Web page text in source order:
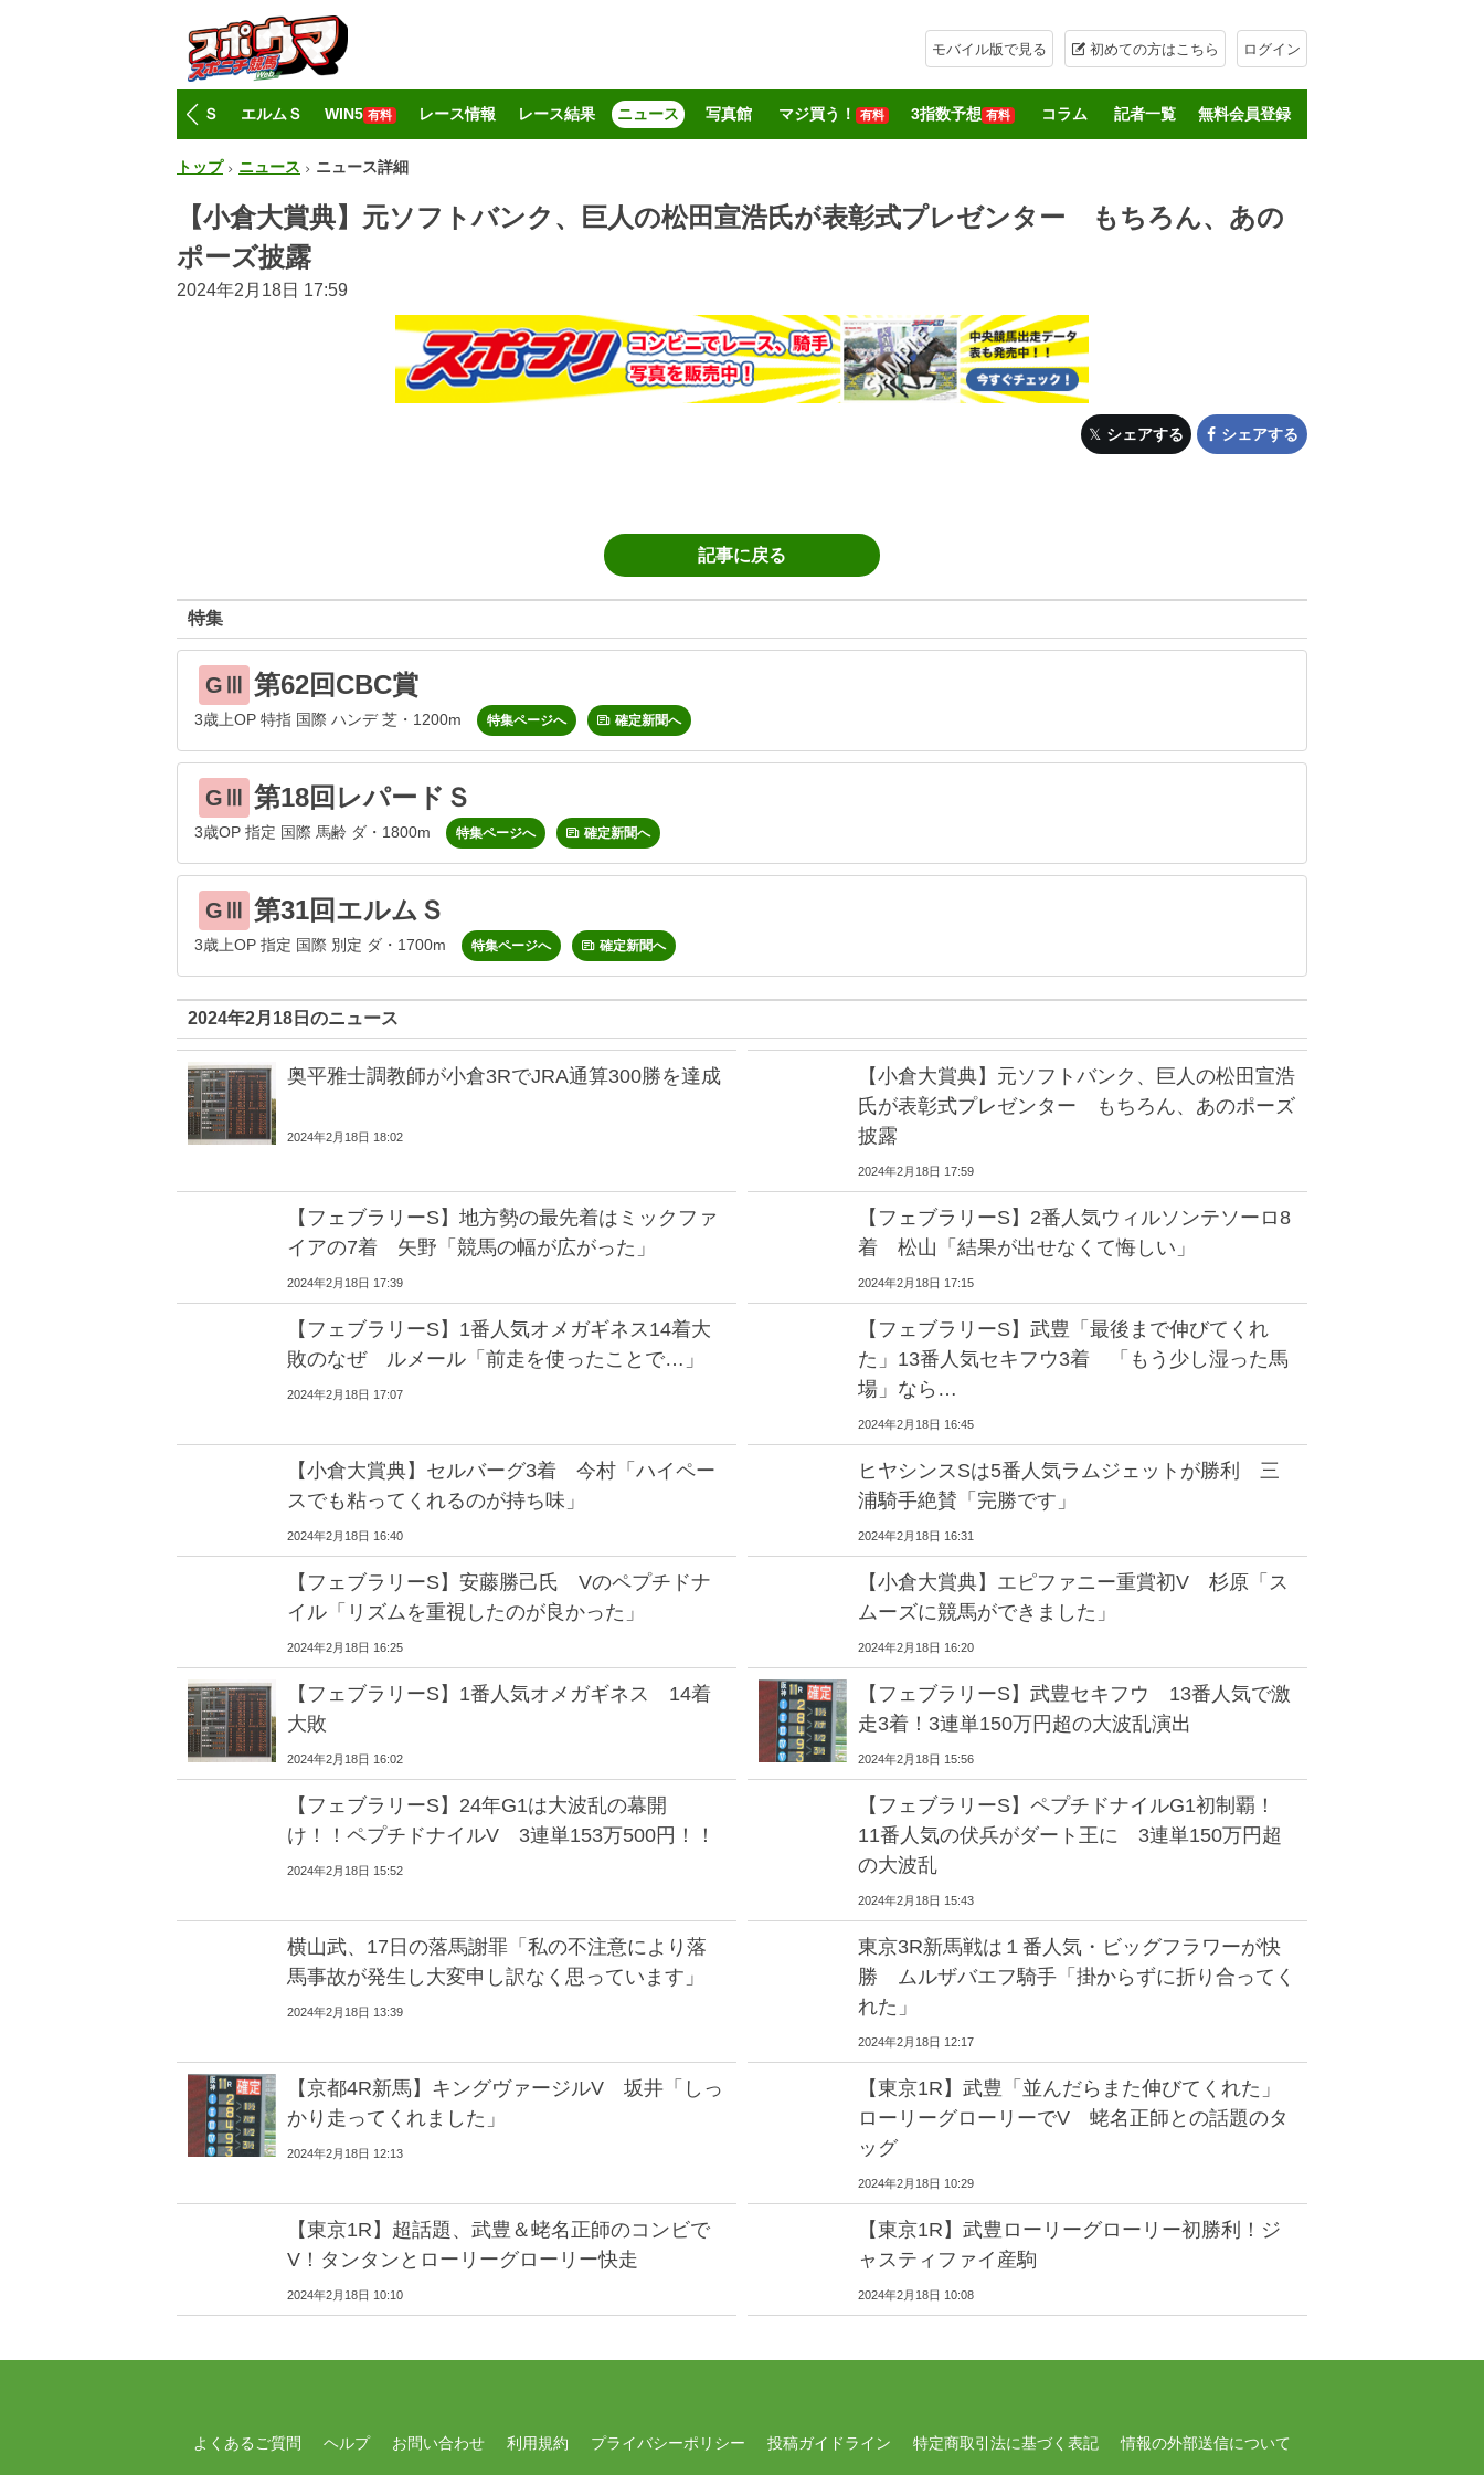
モバイル版で見る 初めての方はこちら ログイン
レパードＳ エルムＳ WIN5 有料 レース情報 レース結果 ニュース 写真館 マジ買う！ 有料 3指数予想 有料 コラム 記者一覧 無料会員登録
トップ ニュース ニュース詳細
【小倉大賞典】元ソフトバンク、巨人の松田宣浩氏が表彰式プレゼンター もちろん、あの
ポーズ披露
2024年2月18日 17:59
シェアする シェアする
記事に戻る
特集
GⅢ 第62回CBC賞
3歳上OP 特指 国際 ハンデ 芝・1200m 特集ページへ 確定新聞へ
GⅢ 第18回レパードＳ
3歳OP 指定 国際 馬齢 ダ・1800m 特集ページへ 確定新聞へ
GⅢ 第31回エルムＳ
3歳上OP 指定 国際 別定 ダ・1700m 特集ページへ 確定新聞へ
2024年2月18日のニュース
奥平雅士調教師が小倉3RでJRA通算300勝を達成
2024年2月18日 18:02
【小倉大賞典】元ソフトバンク、巨人の松田宣浩
氏が表彰式プレゼンター もちろん、あのポーズ
披露
2024年2月18日 17:59
【フェブラリーS】地方勢の最先着はミックファ
イアの7着 矢野「競馬の幅が広がった」
2024年2月18日 17:39
【フェブラリーS】2番人気ウィルソンテソーロ8
着 松山「結果が出せなくて悔しい」
2024年2月18日 17:15
【フェブラリーS】1番人気オメガギネス14着大
敗のなぜ ルメール「前走を使ったことで…」
2024年2月18日 17:07
【フェブラリーS】武豊「最後まで伸びてくれ
た」13番人気セキフウ3着 「もう少し湿った馬
場」なら…
2024年2月18日 16:45
【小倉大賞典】セルバーグ3着 今村「ハイペー
スでも粘ってくれるのが持ち味」
2024年2月18日 16:40
ヒヤシンスSは5番人気ラムジェットが勝利 三
浦騎手絶賛「完勝です」
2024年2月18日 16:31
【フェブラリーS】安藤勝己氏 Vのペプチドナ
イル「リズムを重視したのが良かった」
2024年2月18日 16:25
【小倉大賞典】エピファニー重賞初V 杉原「ス
ムーズに競馬ができました」
2024年2月18日 16:20
【フェブラリーS】1番人気オメガギネス 14着
大敗
2024年2月18日 16:02
【フェブラリーS】武豊セキフウ 13番人気で激
走3着！3連単150万円超の大波乱演出
2024年2月18日 15:56
【フェブラリーS】24年G1は大波乱の幕開
け！！ペプチドナイルV 3連単153万500円！！
2024年2月18日 15:52
【フェブラリーS】ペプチドナイルG1初制覇！
11番人気の伏兵がダート王に 3連単150万円超
の大波乱
2024年2月18日 15:43
横山武、17日の落馬謝罪「私の不注意により落
馬事故が発生し大変申し訳なく思っています」
2024年2月18日 13:39
東京3R新馬戦は１番人気・ビッグフラワーが快
勝 ムルザバエフ騎手「掛からずに折り合ってく
れた」
2024年2月18日 12:17
【京都4R新馬】キングヴァージルV 坂井「しっ
かり走ってくれました」
2024年2月18日 12:13
【東京1R】武豊「並んだらまた伸びてくれた」
ローリーグローリーでV 蛯名正師との話題のタ
ッグ
2024年2月18日 10:29
【東京1R】超話題、武豊＆蛯名正師のコンビで
V！タンタンとローリーグローリー快走
2024年2月18日 10:10
【東京1R】武豊ローリーグローリー初勝利！ジ
ャスティファイ産駒
2024年2月18日 10:08
よくあるご質問 ヘルプ お問い合わせ 利用規約 プライバシーポリシー 投稿ガイドライン 特定商取引法に基づく表記 情報の外部送信について